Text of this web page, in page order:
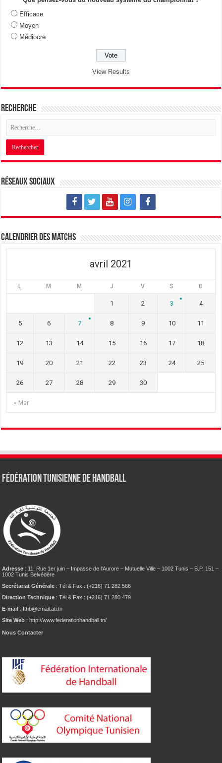
Efficace
Moyen
Médiocre
View Results
Recherche
Réseaux sociaux
Calendrier des matchs
avril 2021
L M M J V S D
« Mar
1 2 3 4
5 6 7 8 9 10 11
12 13 14 15 16 17 18
19 20 21 22 23 24 25
26 27 28 29 30
Fédération tunisienne de Handball
Adresse : 11, Rue 1er juin – Impasse de l’Aurore – Mutuelle Ville – 1002 Tunis – B.P. 151 –
1002 Tunis Belvédère
Secrétariat Générale : Tél & Fax : (+216) 71 282 566
Direction Technique : Tél & Fax : (+216) 71 280 479
E-mail : fthb@email.ati.tn
Site Web : http://www.federationhandball.tn/
Nous Contacter